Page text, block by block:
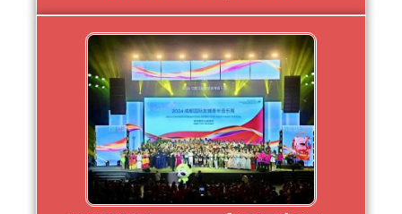
UBRU E-SAN Contemporary ได้รับเกียรติให้เข้าร่วม
ทำการแสดงในพิธีเปิดงาน “The 2024 Chengdu
International Sister Cities Youth Music
Festival” วันที่ 26 กรกฎาคม 2567 ณ นครเฉิงตู
สาธารณรัฐประชาชนจีน
Click